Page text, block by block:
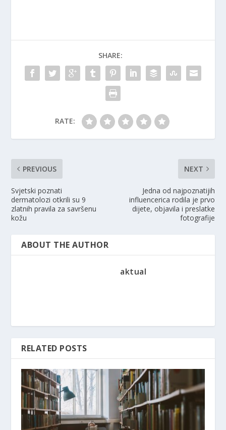
SHARE:
RATE:
PREVIOUS
Svjetski poznati
dermatolozi otkrili su 9
zlatnih pravila za savršenu
kožu
NEXT
Jedna od najpoznatijih
influencerica rodila je prvo
dijete, objavila i preslatke
fotografije
ABOUT THE AUTHOR
aktual
RELATED POSTS